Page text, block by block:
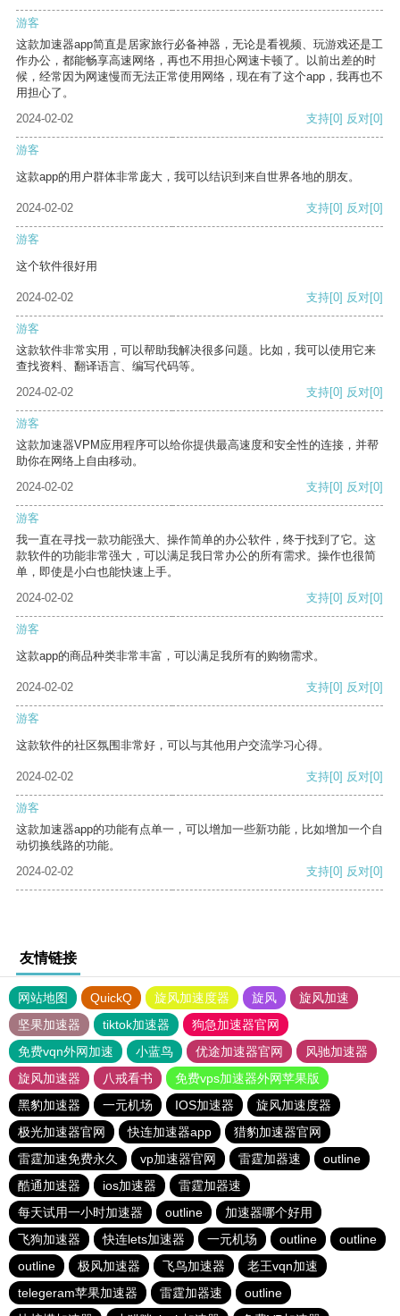
游客
这款加速器app简直是居家旅行必备神器，无论是看视频、玩游戏还是工
作办公，都能畅享高速网络，再也不用担心网速卡顿了。以前出差的时
候，经常因为网速慢而无法正常使用网络，现在有了这个app，我再也不
用担心了。
2024-02-02
支持[0] 反对[0]
游客
这款app的用户群体非常庞大，我可以结识到来自世界各地的朋友。
2024-02-02 支持[0] 反对[0]
游客
这个软件很好用
2024-02-02 支持[0] 反对[0]
游客
这款软件非常实用，可以帮助我解决很多问题。比如，我可以使用它来
查找资料、翻译语言、编写代码等。
2024-02-02
支持[0] 反对[0]
游客
这款加速器VPM应用程序可以给你提供最高速度和安全性的连接，并帮
助你在网络上自由移动。
2024-02-02
支持[0] 反对[0]
游客
我一直在寻找一款功能强大、操作简单的办公软件，终于找到了它。这
款软件的功能非常强大，可以满足我日常办公的所有需求。操作也很简
单，即使是小白也能快速上手。
2024-02-02
支持[0] 反对[0]
游客
这款app的商品种类非常丰富，可以满足我所有的购物需求。
2024-02-02 支持[0] 反对[0]
游客
这款软件的社区氛围非常好，可以与其他用户交流学习心得。
2024-02-02 支持[0] 反对[0]
游客
这款加速器app的功能有点单一，可以增加一些新功能，比如增加一个自
动切换线路的功能。
2024-02-02
支持[0] 反对[0]
友情链接
网站地图 QuickQ 旋风加速度器 旋风
旋风加速
坚果加速器
tiktok加速器
狗急加速器官网
免费vqn外网加速
小蓝鸟 优途加速器官网
风驰加速器
旋风加速器
八戒看书
免费vps加速器外网苹果版
黑豹加速器
一元机场 IOS加速器
旋风加速度器
极光加速器官网
快连加速器app
猎豹加速器官网
雷霆加速免费永久
vp加速器官网 雷霆加器速
outline
酷通加速器
ios加速器
雷霆加器速
每天试用一小时加速器
outline
加速器哪个好用
飞狗加速器
快连lets加速器 一元机场 outline
outline
outline
极风加速器 飞鸟加速器
老王vqn加速
telegeram苹果加速器
雷霆加器速
outline